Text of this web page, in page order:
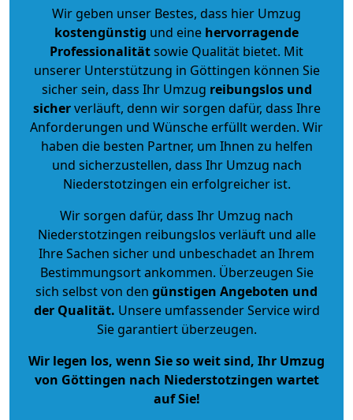
Wir geben unser Bestes, dass hier Umzug
kostengünstig und eine hervorragende
Professionalitätsowie Qualität bietet. Mit
unserer Unterstützung in Göttingen können Sie
sicher sein, dass Ihr Umzug reibungslos und
sicherverläuft, denn wir sorgen dafür, dass Ihre
Anforderungen und Wünsche erfüllt werden. Wir
haben die besten Partner, um Ihnen zu helfen
und sicherzustellen, dass Ihr Umzug nach
Niederstotzingen ein erfolgreicher ist.
Wir sorgen dafür, dass Ihr Umzug nach
Niederstotzingen reibungslos verläuft und alle
Ihre Sachen sicher und unbeschadet an Ihrem
Bestimmungsort ankommen. Überzeugen Sie
sich selbst von den günstigen Angeboten und
der Qualität. Unsere umfassender Service wird
Sie garantiert überzeugen.
Wir legen los, wenn Sie so weit sind, Ihr Umzug
von Göttingen nach Niederstotzingen wartet
auf Sie!